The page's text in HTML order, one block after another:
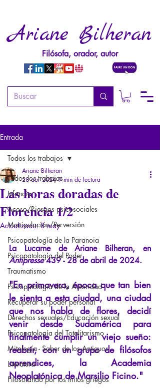
Ariane Bilheran
Filósofa, orador, autor
Entrada
Todos los trabajos
Infancia
Acoso/Riesgos psicosociales
Manipulación/Perversión
Psicopatología de la Paranoia
Psicopatología del Poder
Traumatismo
Psicopatología de la Autoridad
Recuperar su poder personal
Derechos sexuales/Educación sexual
Psicopatología del Totalitarismo
Mitología - Saber de los Antiguos
Literatura
Filosofando por los mitos griegos
Todos los trabajos
Las horas doradas de
Florencia 1/2
Ariane Bilheran
28 abr 2024 9 min de lectura
Actualizado:8 may
La Lucarne de Ariane Bilheran, en
Antipresse 439 - 28 de abril de 2024.
"En primavera, época que tan bien
le sienta a esta ciudad, una ciudad
que nos habla de flores, decidí
venir desde Sudamérica para
finalmente cumplir un viejo sueño:
reabrir, con un grupo de filósofos
aprendices, la Academia
Neoplatónica de Marsilio Ficino."